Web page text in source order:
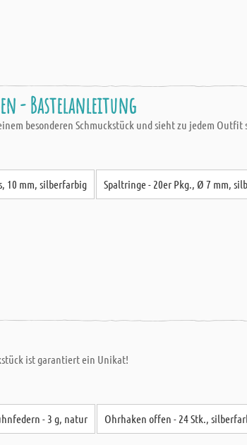
- Bastelanleitung
besonderen Schmuckstück und sieht zu jedem Outfit
10 mm, silberfarbig Spaltringe - 20er Pkg., Ø 7 mm,
ist garantiert ein Unikat!
- 3 g, natur Ohrhaken offen - 24 Stk.,